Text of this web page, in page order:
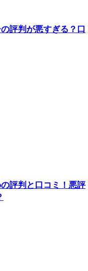
評判が悪すぎる？口
評判と口コミ！悪評